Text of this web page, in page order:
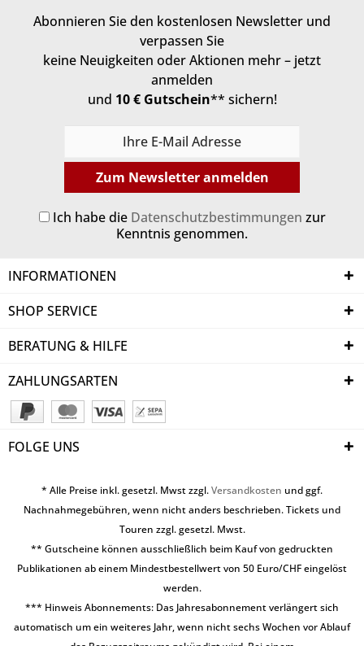
Abonnieren Sie den kostenlosen Newsletter und
verpassen Sie
keine Neuigkeiten oder Aktionen mehr – jetzt
anmelden
und 10 € Gutschein** sichern!
Zum Newsletter anmelden
Ich habe die Datenschutzbestimmungen zur
Kenntnis genommen.
INFORMATIONEN
SHOP SERVICE
BERATUNG & HILFE
ZAHLUNGSARTEN
FOLGE UNS
* Alle Preise inkl. gesetzl. Mwst zzgl.Versandkosten und ggf.
Nachnahmegebühren, wenn nicht anders beschrieben. Tickets und
Touren zzgl. gesetzl. Mwst.
** Gutscheine können ausschließlich beim Kauf von gedruckten
Publikationen ab einem Mindestbestellwert von 50 Euro/CHF eingelöst
werden.
*** Hinweis Abonnements: Das Jahresabonnement verlängert sich
automatisch um ein weiteres Jahr, wenn nicht sechs Wochen vor Ablauf